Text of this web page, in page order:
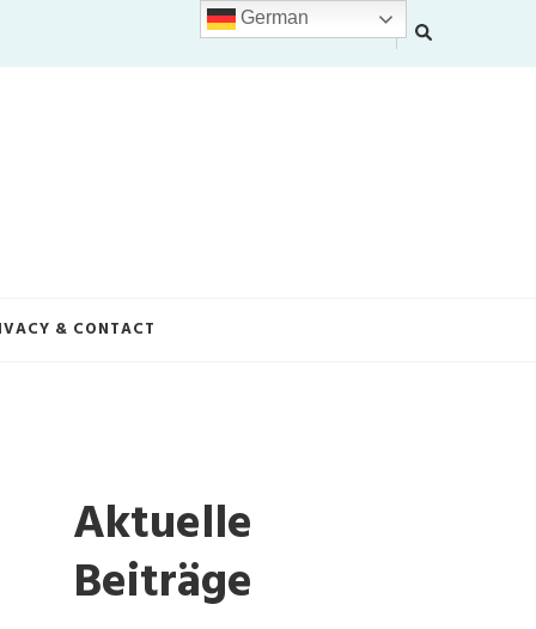
& CONTACT
Aktuelle
Beiträge
German